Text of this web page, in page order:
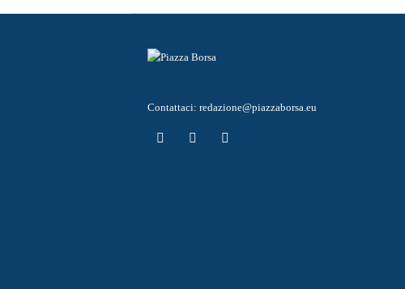
Contattaci: redazione@piazzaborsa.eu